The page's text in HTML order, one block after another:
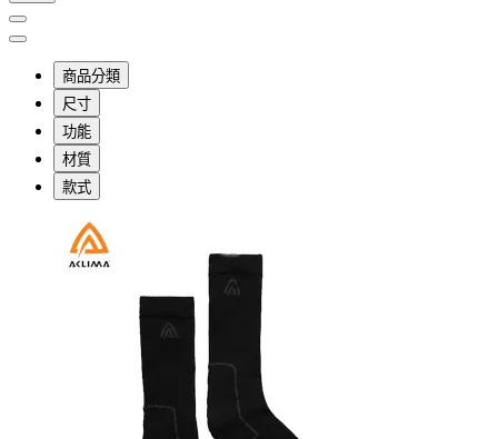
商品分類
尺寸
功能
材質
款式